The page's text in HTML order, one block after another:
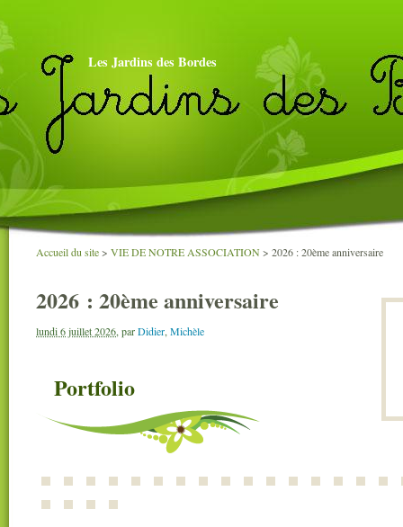
Les Jardins des Bordes
Accueil du site> VIE DE NOTRE ASSOCIATION> 2026 : 20ème anniversaire
2026 : 20ème anniversaire
lundi 6 juillet 2026, parDidier, Michèle
Portfolio